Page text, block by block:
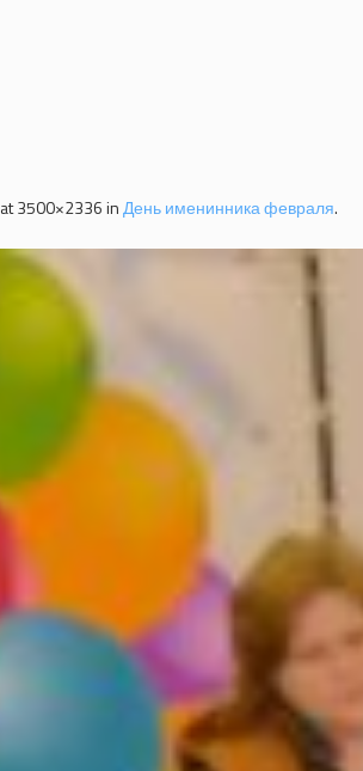
at 3500×2336 inДень именинника февраля.